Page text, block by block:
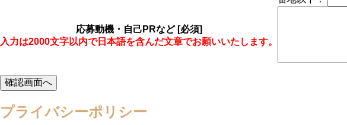
応募動機・自己PRなど [必須]
入力は2000文字以内で日本語を含んだ文章でお願いいたします。
プライバシーポリシー